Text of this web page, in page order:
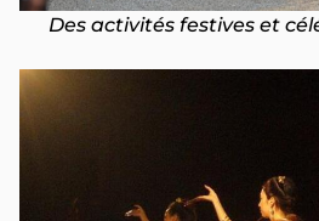
Des activités festives et